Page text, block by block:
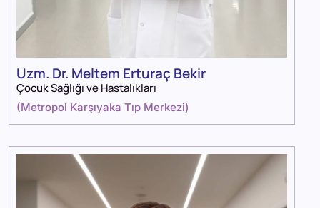
Uzm. Dr. Meltem Erturaç Bekir
Çocuk Sağlığı ve Hastalıkları
(Metropol Karşıyaka Tıp Merkezi)